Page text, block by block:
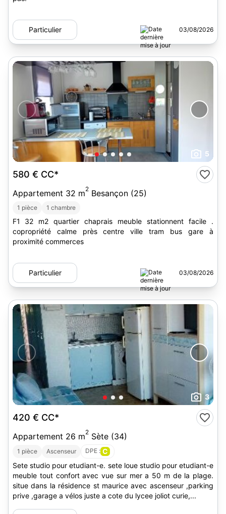
Particulier 03/08/2026
5
580 € CC*
Appartement 32 m2 Besançon (25)
1 pièce 1 chambre
F1 32 m2 quartier chaprais meuble stationnent facile .
copropriété calme près centre ville tram bus gare à
proximité commerces
Particulier 03/08/2026
3
420 € CC*
Appartement 26 m2 Sète (34)
1 pièce Ascenseur DPE : C
Sete studio pour etudiant-e. sete loue studio pour etudiant-e
meuble tout confort avec vue sur mer a 50 m de la plage.
situe dans la résidence st maurice avec ascenseur ,parking
prive ,garage a vélos juste a cote du lycee joliot curie,...